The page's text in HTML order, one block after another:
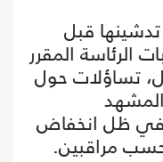
قبل
الرئاسة المقرر
تساؤلات حول
في ظل انخفاض
مراقبين.